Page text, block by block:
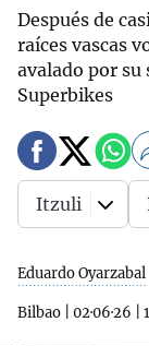
Después de
raíces vascas
avalado por su
Superbikes
Eduardo Oyarzabal
Bilbao 02·06·26
Itzuli